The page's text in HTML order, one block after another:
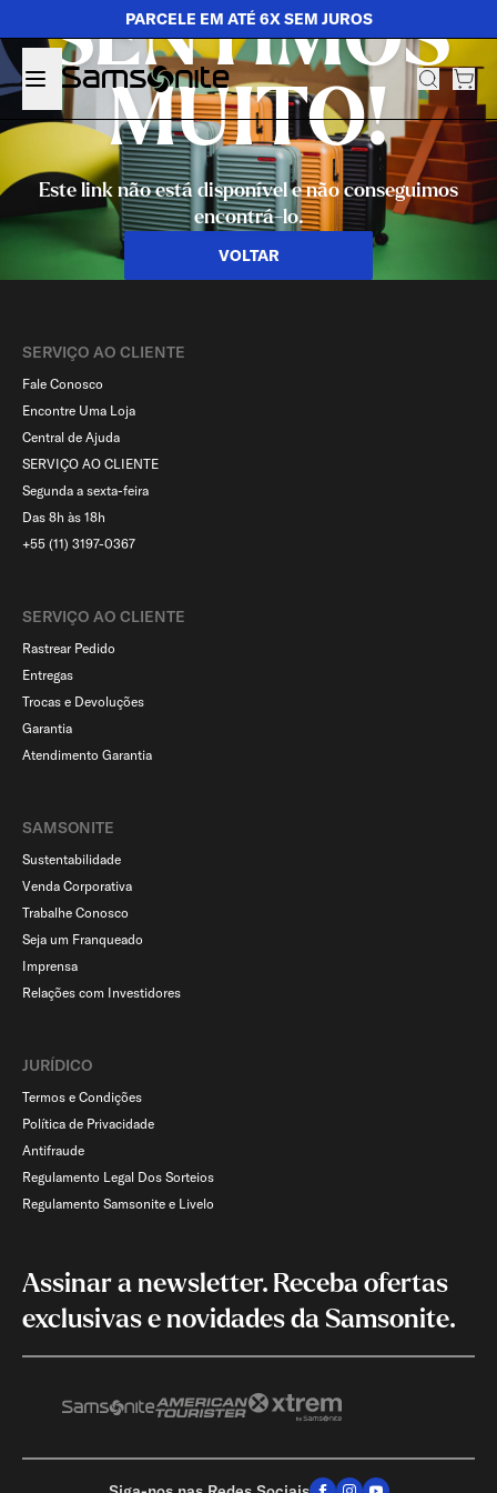
PARCELE EM ATÉ 6X SEM JUROS
SENTIMOS
MUITO!
Este link não está disponível e não conseguimos
encontrá-lo.
VOLTAR
SERVIÇO AO CLIENTE​
Fale Conosco
Encontre Uma Loja
Central de Ajuda
SERVIÇO AO CLIENTE
Segunda a sexta-feira
Das 8h às 18h
+55 (11) 3197-0367
SERVIÇO AO CLIENTE​
Rastrear Pedido
Entregas
Trocas e Devoluções
Garantia
Atendimento Garantia
SAMSONITE
Sustentabilidade
Venda Corporativa
Trabalhe Conosco
Seja um Franqueado
Imprensa
Relações com Investidores
JURÍDICO
Termos e Condições
Política de Privacidade
Antifraude
Regulamento Legal Dos Sorteios
Regulamento Samsonite e Livelo
Assinar a newsletter. Receba ofertas
exclusivas e novidades da Samsonite.